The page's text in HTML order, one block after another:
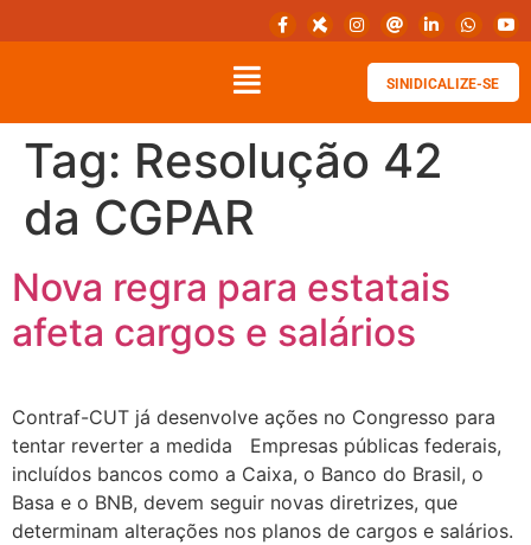
SINIDICALIZE-SE
Tag: Resolução 42
da CGPAR
Nova regra para estatais
afeta cargos e salários
Contraf-CUT já desenvolve ações no Congresso para
tentar reverter a medida Empresas públicas federais,
incluídos bancos como a Caixa, o Banco do Brasil, o
Basa e o BNB, devem seguir novas diretrizes, que
determinam alterações nos planos de cargos e salários.